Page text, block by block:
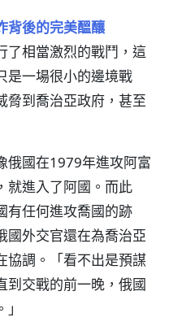
背後的完美醞釀
了相當激烈的戰鬥，這
是一場很小的邊境戰
脅到喬治亞政府，甚至
俄國在1979年進攻阿富
就進入了阿國。而此
有任何進攻喬國的跡
國外交官還在為喬治亞
協調。「看不出是預謀
到交戰的前一晚，俄國